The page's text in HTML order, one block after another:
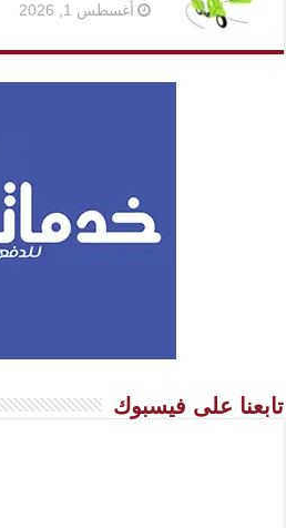
أغسطس 1, 2026
تابعنا على فيسبوك